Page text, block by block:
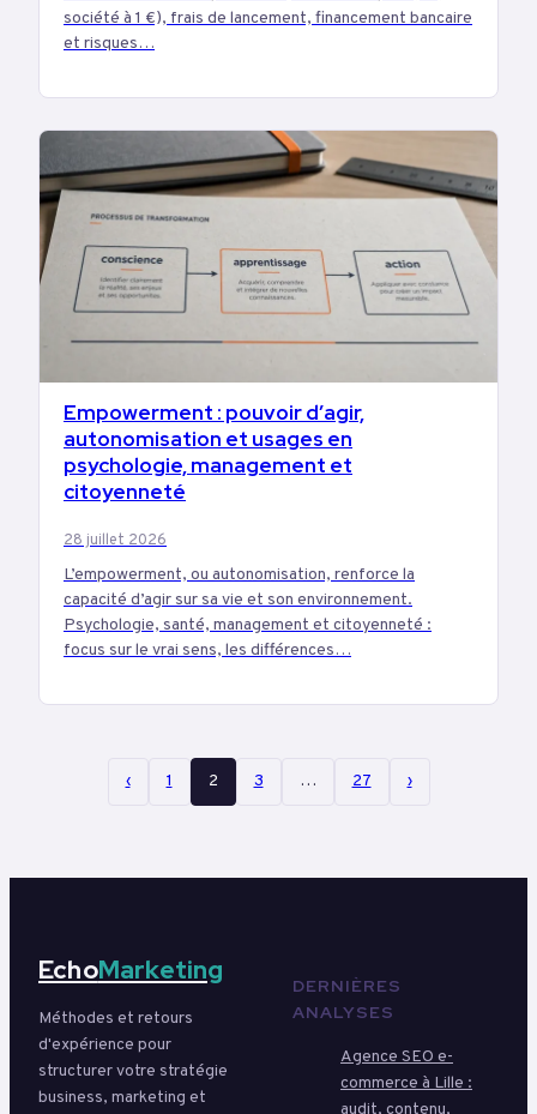
société à 1 €), frais de lancement, financement bancaire
et risques…
BUSINESS
Empowerment : pouvoir d’agir,
autonomisation et usages en
psychologie, management et
citoyenneté
28 juillet 2026
L’empowerment, ou autonomisation, renforce la
capacité d’agir sur sa vie et son environnement.
Psychologie, santé, management et citoyenneté :
focus sur le vrai sens, les différences…
‹ 1 2 3 … 27 ›
EchoMarketing
Méthodes et retours
d'expérience pour
structurer votre stratégie
business, marketing et
DERNIÈRES
ANALYSES
Agence SEO e-
commerce à Lille :
audit, contenu,